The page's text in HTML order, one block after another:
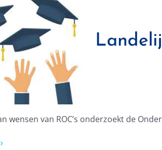
wensen van ROC’s onderzoekt de